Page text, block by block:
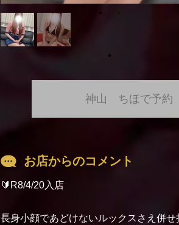
神山 ちほで予約
お店からのコメント
🔰R8/4/20入店
長身小顔であどけないルックスさえ併